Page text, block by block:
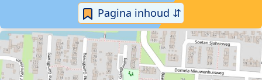
Pagina inhoud ⇵